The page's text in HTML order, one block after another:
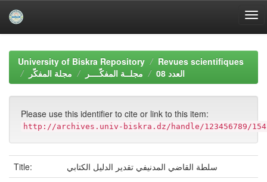
navigationUniversity of Biskra Repository
Revues scientifiques
مجلة المفكّر
مجلــة المفكّــــر العدد 08
Please use this identifier to cite or link to this item:
http://archives.univ-biskra.dz/handle/123456789/
Title:
سلطة القاضي المدنيفي تقدير الدليل الكتابي